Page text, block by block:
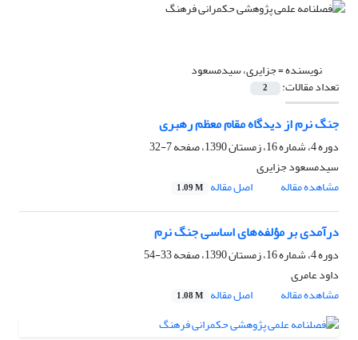
نویسنده =جزایری، سیدمسعود
تعداد مقالات: 2
جنگ نرم از دیدگاه مقام معظم رهبری
دوره 4، شماره 16، زمستان 1390، صفحه
7-32
سیدمسعود جزایری
مشاهده مقاله
اصل مقاله 1.09 M
درآمدی بر مؤلفه‌های اساسی جنگ نرم
دوره 4، شماره 16، زمستان 1390، صفحه
33-54
داود عامری
مشاهده مقاله
اصل مقاله 1.08 M